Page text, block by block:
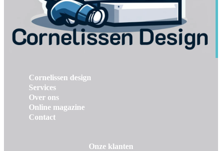
Cornelissen design
Services
Over ons
Online magazine
Contact
Onze klanten